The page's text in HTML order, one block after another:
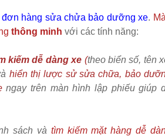
đơn hàng sửa chửa bảo dưỡng xe.
thông minh với các tính năng:
kiếm dễ dàng xe (theo biển số, tên
hiển thị lược sử sửa chữa, bảo
ngay trên màn hình lập phiếu giúp
sách và tìm kiếm mặt hàng dễ